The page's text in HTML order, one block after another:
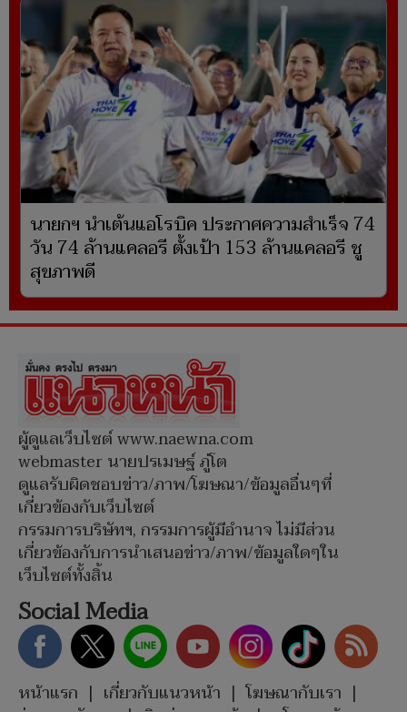
นายกฯ นำเต้นแอโรบิค ประกาศความสำเร็จ 74
วัน 74 ล้านแคลอรี ตั้งเป้า 153 ล้านแคลอรี ชู
สุขภาพดี
ผู้ดูแลเว็บไซต์ www.naewna.com
webmaster นายปรเมษฐ์ ภู่โต
ดูแลรับผิดชอบข่าว/ภาพ/โฆษณา/ข้อมูลอื่นๆที่
เกี่ยวข้องกับเว็บไซต์
กรรมการบริษัทฯ, กรรมการผู้มีอำนาจ ไม่มีส่วน
เกี่ยวข้องกับการนำเสนอข่าว/ภาพ/ข้อมูลใดๆใน
เว็บไซต์ทั้งสิ้น
Social Media
หน้าแรก | เกี่ยวกับแนวหน้า | โฆษณากับเรา |